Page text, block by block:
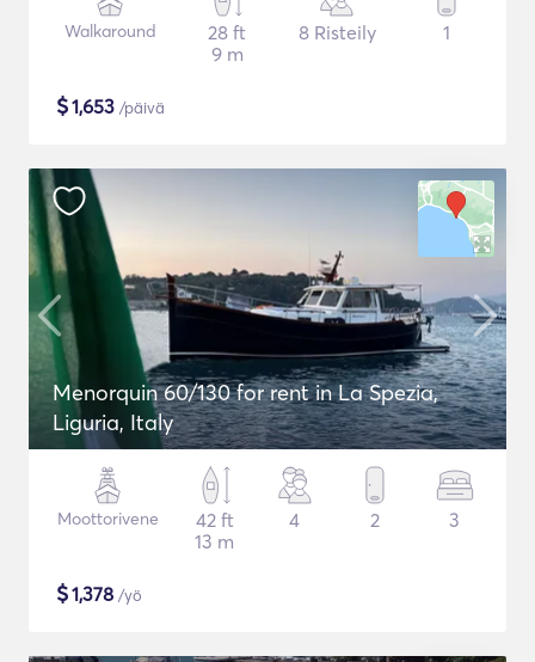
Walkaround
28 ft
9 m
8 Risteily 1
$1,653 /päivä
Menorquin 60/130 for rent in La Spezia,
Liguria, Italy
Moottorivene
42 ft
13 m
4 2 3
$1,378 /yö